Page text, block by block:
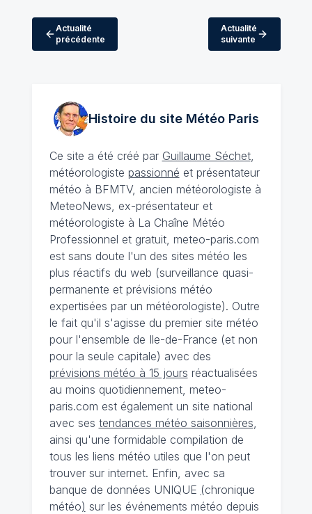
Actualité
précédente
Actualité
suivante
Histoire du site MétéoParis
Ce site a été créé par Guillaume Séchet,
météorologiste passionné et présentateur
météo à BFMTV, ancien météorologiste à
MeteoNews, ex-présentateur et
météorologiste à La Chaîne Météo
Professionnel et gratuit, meteo-paris.com
est sans doute l'un des sites météo les
plus réactifs du web (surveillance quasi-
permanente et prévisions météo
expertisées par un météorologiste). Outre
le fait qu'il s'agisse du premier site météo
pour l'ensemble de Ile-de-France (et non
pour la seule capitale) avec des
prévisions météo à 15 jours réactualisées
au moins quotidiennement, meteo-
paris.com est également un site national
avec ses tendances météo saisonnières,
ainsi qu'une formidable compilation de
tous les liens météo utiles que l'on peut
trouver sur internet. Enfin, avec sa
banque de données UNIQUE (chronique
météo) sur les événements météo depuis